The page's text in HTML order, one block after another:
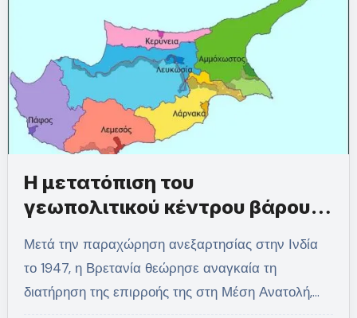
Η μετατόπιση του
γεωπολιτικού κέντρου βάρους
Μετά την παραχώρηση ανεξαρτησίας στην Ινδία
το 1947, η Βρετανία θεώρησε αναγκαία τη
διατήρηση της επιρροής της στη Μέση Ανατολή,…